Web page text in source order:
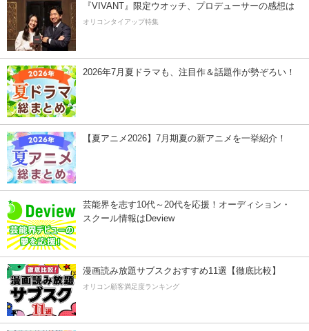
『VIVANT』限定ウオッチ、プロデューサーの感想は
オリコンタイアップ特集
2026年7月夏ドラマも、注目作＆話題作が勢ぞろい！
【夏アニメ2026】7月期夏の新アニメを一挙紹介！
芸能界を志す10代～20代を応援！オーディション・
スクール情報はDeview
漫画読み放題サブスクおすすめ11選【徹底比較】
オリコン顧客満足度ランキング